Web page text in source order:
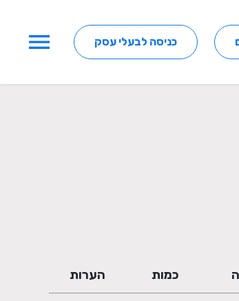
כניסה לבעלי עסק menu
כמות הערות